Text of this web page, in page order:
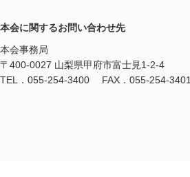
本会に関するお問い合わせ先
本会事務局
〒400-0027 山梨県甲府市富士見1-2-4
TEL．055-254-3400 FAX．055-254-3401